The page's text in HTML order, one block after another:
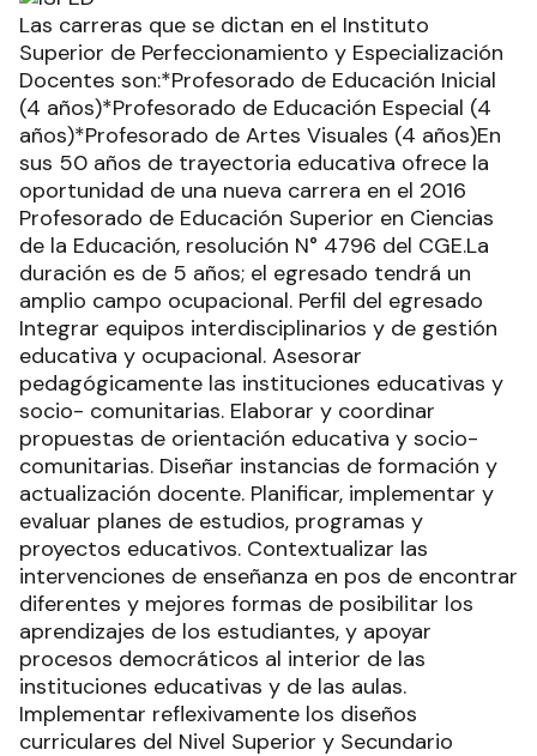
Las carreras que se dictan en el Instituto
Superior de Perfeccionamiento y Especialización
Docentes son:*Profesorado de Educación Inicial
(4 años)*Profesorado de Educación Especial (4
años)*Profesorado de Artes Visuales (4 años)En
sus 50 años de trayectoria educativa ofrece la
oportunidad de una nueva carrera en el 2016
Profesorado de Educación Superior en Ciencias
de la Educación, resolución N° 4796 del CGE.La
duración es de 5 años; el egresado tendrá un
amplio campo ocupacional. Perfil del egresado
Integrar equipos interdisciplinarios y de gestión
educativa y ocupacional. Asesorar
pedagógicamente las instituciones educativas y
socio- comunitarias. Elaborar y coordinar
propuestas de orientación educativa y socio-
comunitarias. Diseñar instancias de formación y
actualización docente. Planificar, implementar y
evaluar planes de estudios, programas y
proyectos educativos. Contextualizar las
intervenciones de enseñanza en pos de encontrar
diferentes y mejores formas de posibilitar los
aprendizajes de los estudiantes, y apoyar
procesos democráticos al interior de las
instituciones educativas y de las aulas.
Implementar reflexivamente los diseños
curriculares del Nivel Superior y Secundario